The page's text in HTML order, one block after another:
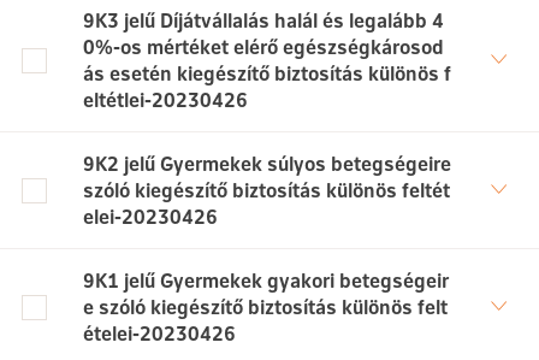
9K3 jelű Díjátvállalás halál és legalább 4
0%-os mértéket elérő egészségkárosod
ás esetén kiegészítő biztosítás különös f
eltétlei-20230426
9K2 jelű Gyermekek súlyos betegségeire
szóló kiegészítő biztosítás különös feltét
elei-20230426
9K1 jelű Gyermekek gyakori betegségeir
e szóló kiegészítő biztosítás különös felt
ételei-20230426